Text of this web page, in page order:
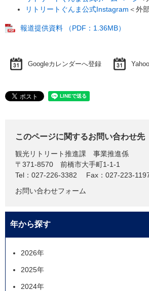
リトリートぐんま公式Instagram ＜外
報道提供資料 （PDF：1.36MB）
Googleカレンダーへ登録
このページに関するお問い合わせ先
観光リトリート推進課
事業推進係
〒371-8570
前橋市大手町1-1-1
Tel：027-226-3382
Fax：027-223-
お問い合わせフォーム
年から探す
2026年
2025年
2024年